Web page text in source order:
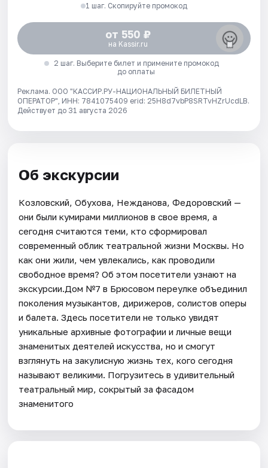
1 шаг. Скопируйте промокод
от 550 ₽
на Kassir.ru
2 шаг. Выберите билет и примените промокод
до оплаты
Реклама. ООО "КАССИР.РУ-НАЦИОНАЛЬНЫЙ БИЛЕТНЫЙ
ОПЕРАТОР", ИНН: 7841075409 erid: 25H8d7vbP8SRTvHZrUcdLB.
Действует до 31 августа 2026
Об экскурсии
Козловский, Обухова, Нежданова, Федоровский —
они были кумирами миллионов в свое время, а
сегодня считаются теми, кто сформировал
современный облик театральной жизни Москвы. Но
как они жили, чем увлекались, как проводили
свободное время? Об этом посетители узнают на
экскурсии.Дом №7 в Брюсовом переулке объединил
поколения музыкантов, дирижеров, солистов оперы
и балета. Здесь посетители не только увидят
уникальные архивные фотографии и личные вещи
знаменитых деятелей искусства, но и смогут
взглянуть на закулисную жизнь тех, кого сегодня
называют великими. Погрузитесь в удивительный
театральный мир, сокрытый за фасадом
знаменитого